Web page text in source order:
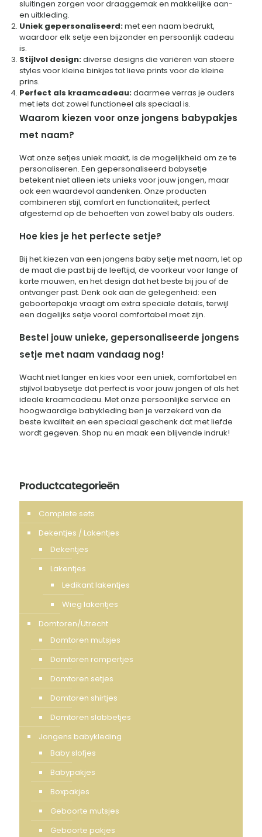
sluitingen zorgen voor draaggemak en makkelijke aan-
en uitkleding.
Uniek gepersonaliseerd:met een naam bedrukt,
waardoor elk setje een bijzonder en persoonlijk cadeau
is.
Stijlvol design:diverse designs die variëren van stoere
styles voor kleine binkjes tot lieve prints voor de kleine
prins.
Perfect als kraamcadeau:daarmee verras je ouders
met iets dat zowel functioneel als speciaal is.
Waarom kiezen voor onze jongens babypakjes
met naam?
Wat onze setjes uniek maakt, is de mogelijkheid om ze te
personaliseren. Een gepersonaliseerd babysetje
betekent niet alleen iets unieks voor jouw jongen, maar
ook een waardevol aandenken. Onze producten
combineren stijl, comfort en functionaliteit, perfect
afgestemd op de behoeften van zowel baby als ouders.
Hoe kies je het perfecte setje?
Bij het kiezen van een jongens baby setje met naam, let op
de maat die past bij de leeftijd, de voorkeur voor lange of
korte mouwen, en het design dat het beste bij jou of de
ontvanger past. Denk ook aan de gelegenheid: een
geboortepakje vraagt om extra speciale details, terwijl
een dagelijks setje vooral comfortabel moet zijn.
Bestel jouw unieke, gepersonaliseerde jongens
setje met naam vandaag nog!
Wacht niet langer en kies voor een uniek, comfortabel en
stijlvol babysetje dat perfect is voor jouw jongen of als het
ideale kraamcadeau. Met onze persoonlijke service en
hoogwaardige babykleding ben je verzekerd van de
beste kwaliteit en een speciaal geschenk dat met liefde
wordt gegeven. Shop nu en maak een blijvende indruk!
Productcategorieën
Complete sets
Dekentjes / Lakentjes
Dekentjes
Lakentjes
Ledikant lakentjes
Wieg lakentjes
Domtoren/Utrecht
Domtoren mutsjes
Domtoren rompertjes
Domtoren setjes
Domtoren shirtjes
Domtoren slabbetjes
Jongens babykleding
Baby slofjes
Babypakjes
Boxpakjes
Geboorte mutsjes
Geboorte pakjes